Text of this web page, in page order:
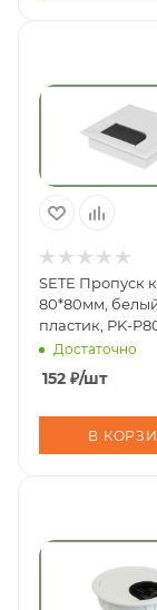
SETE Пропуск
80*80мм,
пластик, PK-
(50шт/400шт)
Достаточно
152 ₽/шт
В